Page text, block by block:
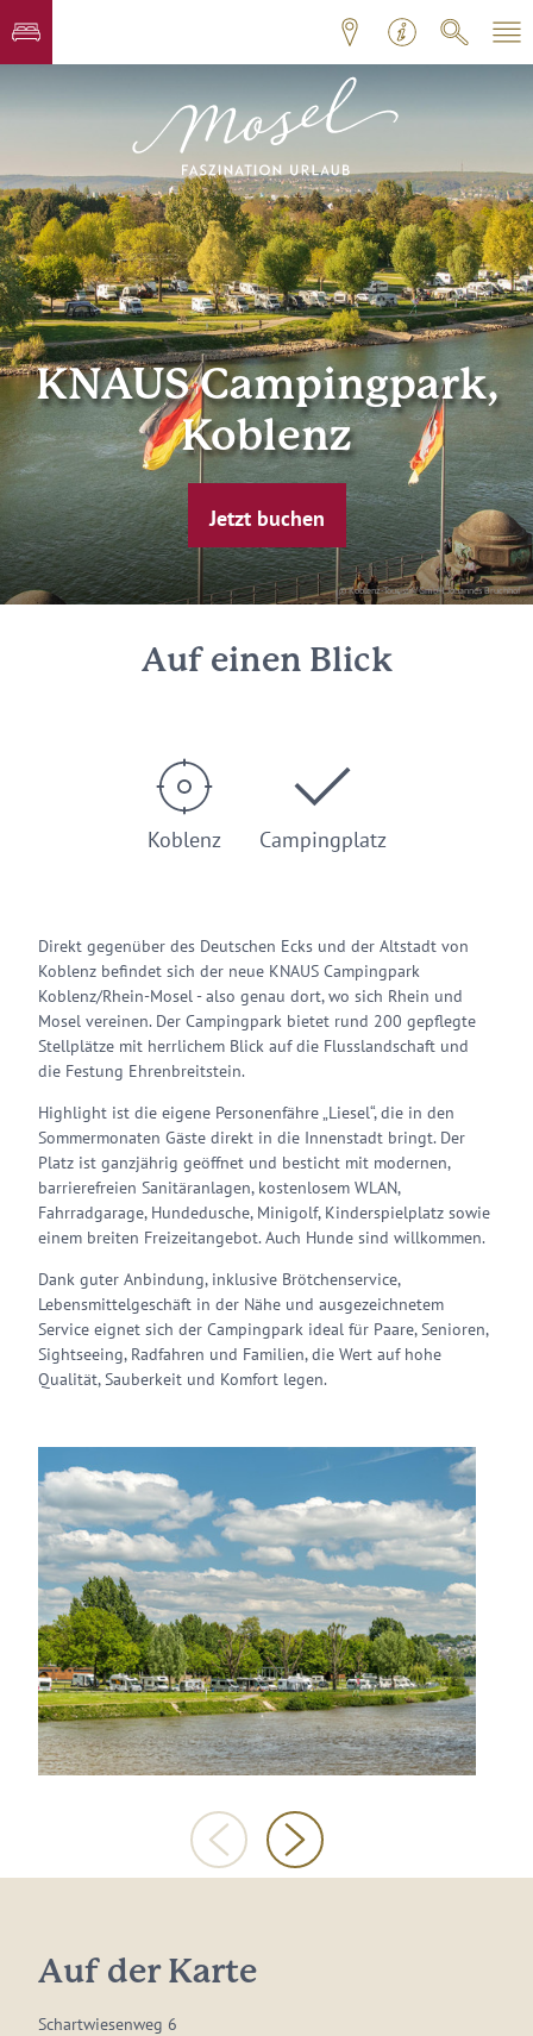
© Koblenz-Touristik GmbH, Johannes Bruchhof
KNAUS Campingpark,
Koblenz
Jetzt buchen
Auf einen Blick
Koblenz Campingplatz
Direkt gegenüber des Deutschen Ecks und der Altstadt von
Koblenz befindet sich der neue KNAUS Campingpark
Koblenz/Rhein-Mosel - also genau dort, wo sich Rhein und
Mosel vereinen. Der Campingpark bietet rund 200 gepflegte
Stellplätze mit herrlichem Blick auf die Flusslandschaft und
die Festung Ehrenbreitstein.
Highlight ist die eigene Personenfähre „Liesel“, die in den
Sommermonaten Gäste direkt in die Innenstadt bringt. Der
Platz ist ganzjährig geöffnet und besticht mit modernen,
barrierefreien Sanitäranlagen, kostenlosem WLAN,
Fahrradgarage, Hundedusche, Minigolf, Kinderspielplatz sowie
einem breiten Freizeitangebot. Auch Hunde sind willkommen.
Dank guter Anbindung, inklusive Brötchenservice,
Lebensmittelgeschäft in der Nähe und ausgezeichnetem
Service eignet sich der Campingpark ideal für Paare, Senioren,
Sightseeing, Radfahren und Familien, die Wert auf hohe
Qualität, Sauberkeit und Komfort legen.
Auf der Karte
Schartwiesenweg 6